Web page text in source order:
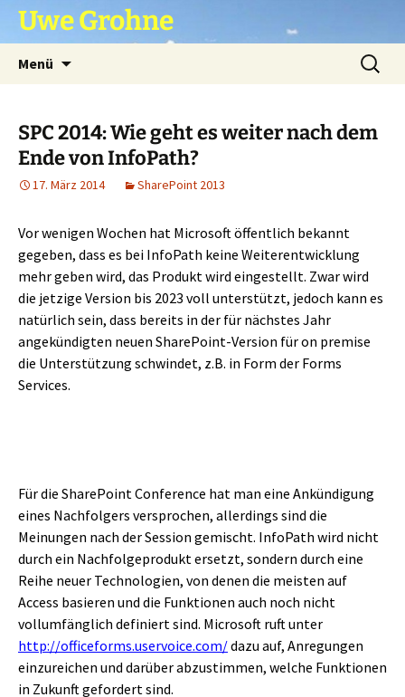
Zum
InhaltUwe Grohne
Menü
Suchen
nach:
SPC 2014: Wie geht es weiter nach dem
Ende von InfoPath?
17. März 2014 SharePoint 2013
Vor wenigen Wochen hat Microsoft öffentlich bekannt
gegeben, dass es bei InfoPath keine Weiterentwicklung
mehr geben wird, das Produkt wird eingestellt. Zwar wird
die jetzige Version bis 2023 voll unterstützt, jedoch kann es
natürlich sein, dass bereits in der für nächstes Jahr
angekündigten neuen SharePoint-Version für on premise
die Unterstützung schwindet, z.B. in Form der Forms
Services.
Für die SharePoint Conference hat man eine Ankündigung
eines Nachfolgers versprochen, allerdings sind die
Meinungen nach der Session gemischt. InfoPath wird nicht
durch ein Nachfolgeprodukt ersetzt, sondern durch eine
Reihe neuer Technologien, von denen die meisten auf
Access basieren und die Funktionen auch noch nicht
vollumfänglich definiert sind. Microsoft ruft unter
http://officeforms.uservoice.com/dazu auf, Anregungen
einzureichen und darüber abzustimmen, welche Funktionen
in Zukunft gefordert sind.